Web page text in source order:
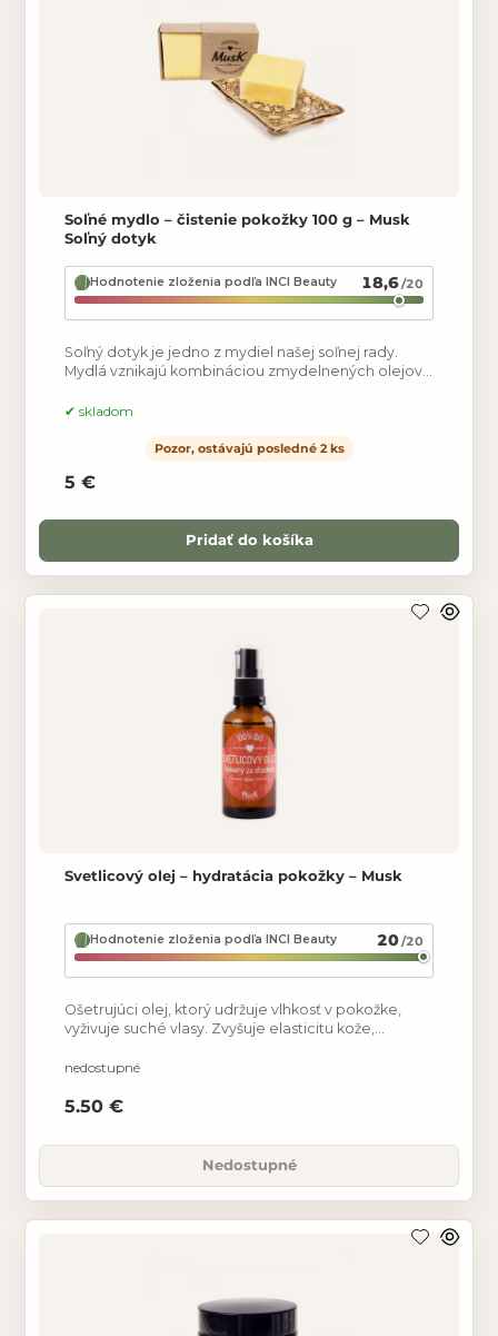
Soľné mydlo – čistenie pokožky 100 g – Musk
Soľný dotyk
Hodnotenie zloženia podľa INCI Beauty 18,6/20
Soľný dotyk je jedno z mydiel našej soľnej rady.
Mydlá vznikajú kombináciou zmydelnených olejov,
cupuacu masla.
skladom
Pozor, ostávajú posledné 2 ks
5 €
Pridať do košíka
Svetlicový olej – hydratácia pokožky – Musk
Hodnotenie zloženia podľa INCI Beauty 20/20
Ošetrujúci olej, ktorý udržuje vlhkosť v pokožke,
vyživuje suché vlasy. Zvyšuje elasticitu kože,
vysokému
nedostupné
5.50 €
Nedostupné